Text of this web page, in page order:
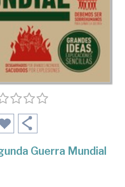
Guerra Mundial